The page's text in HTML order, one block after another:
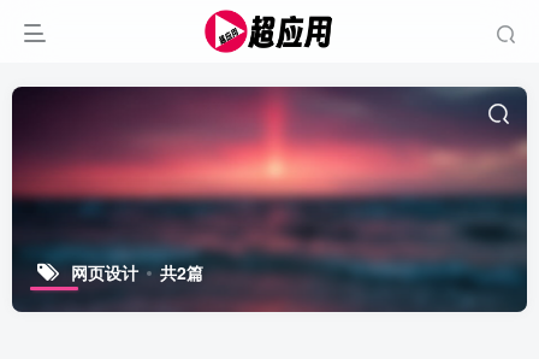
网页设计 共2篇